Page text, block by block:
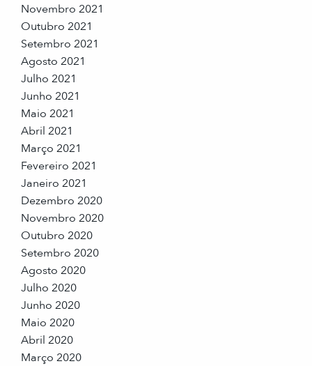
Novembro 2021
Outubro 2021
Setembro 2021
Agosto 2021
Julho 2021
Junho 2021
Maio 2021
Abril 2021
Março 2021
Fevereiro 2021
Janeiro 2021
Dezembro 2020
Novembro 2020
Outubro 2020
Setembro 2020
Agosto 2020
Julho 2020
Junho 2020
Maio 2020
Abril 2020
Março 2020